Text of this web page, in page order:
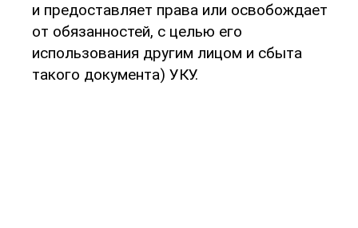
и предоставляет права или освобождает
от обязанностей, с целью его
использования другим лицом и сбыта
такого документа) УКУ.